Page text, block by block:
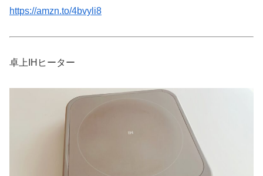
https://amzn.to/4bvyli8
卓上IHヒーター